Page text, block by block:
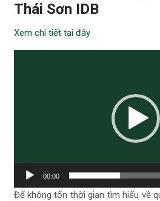
Thái Sơn IDB
Xem chi tiết tại đây
00:00
Để không tốn thời gian tìm hiểu về